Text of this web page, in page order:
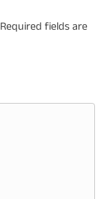
Required fields are